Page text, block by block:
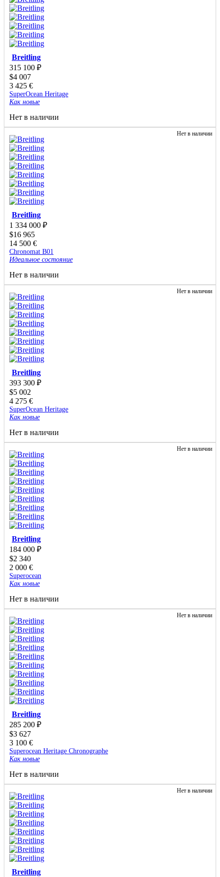
Breitling
315 100 ₽
$4 007
3 425 €
SuperOcean Heritage
Как новые
Нет в наличии
Нет в наличии
Breitling
1 334 000 ₽
$16 965
14 500 €
Chronomat B01
Идеальное состояние
Нет в наличии
Нет в наличии
Breitling
393 300 ₽
$5 002
4 275 €
SuperOcean Heritage
Как новые
Нет в наличии
Нет в наличии
Breitling
184 000 ₽
$2 340
2 000 €
Superocean
Как новые
Нет в наличии
Нет в наличии
Breitling
285 200 ₽
$3 627
3 100 €
Superocean Heritage Chronographe
Как новые
Нет в наличии
Нет в наличии
Breitling